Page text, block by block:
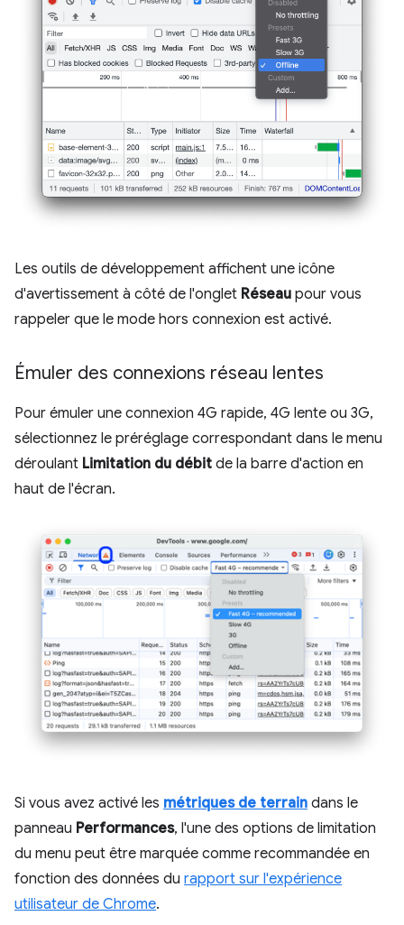
Les outils de développement affichent une icône
d'avertissement à côté de l'onglet Réseau pour vous
rappeler que le mode hors connexion est activé.
Émuler des connexions réseau lentes
Pour émuler une connexion 4G rapide, 4G lente ou 3G,
sélectionnez le préréglage correspondant dans le menu
déroulant Limitation du débit de la barre d'action en
haut de l'écran.
Si vous avez activé les métriques de terrain dans le
panneau Performances, l'une des options de limitation
du menu peut être marquée comme recommandée en
fonction des données du rapport sur l'expérience
utilisateur de Chrome.